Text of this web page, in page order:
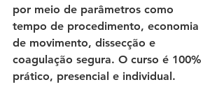
por meio de parâmetros como
tempo de procedimento, economia
de movimento, dissecção e
coagulação segura. O curso é 100%
prático, presencial e individual.